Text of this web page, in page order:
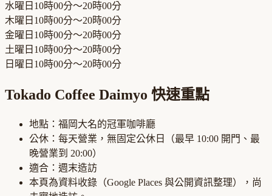
水曜日 10時00分～20時00分
木曜日 10時00分～20時00分
金曜日 10時00分～20時00分
土曜日 10時00分～20時00分
日曜日 10時00分～20時00分
Tokado Coffee Daimyo 快速重點
地點： 福岡大名的冠軍咖啡廳
公休： 每天營業，無固定公休日 （最早 10:00 開門、最
晚營業到 20:00）
適合： 週末造訪
本頁為資料收錄（Google Places 與公開資訊整理），尚